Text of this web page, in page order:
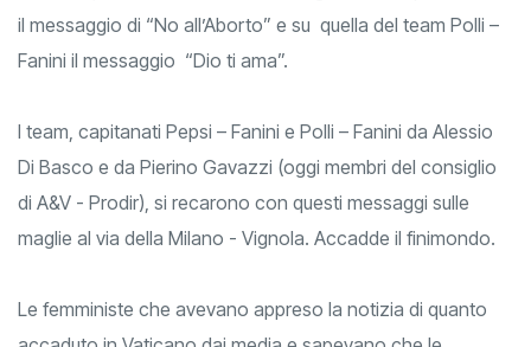
Vaticano, decise di inserire sulle maglie della Pepsi - Fanini
il messaggio di “No all’Aborto” e su quella del team Polli –
I team, capitanati Pepsi – Fanini e Polli – Fanini da Alessio
Di Basco e da Pierino Gavazzi (oggi membri del consiglio
di A&V - Prodir), si recarono con questi messaggi sulle